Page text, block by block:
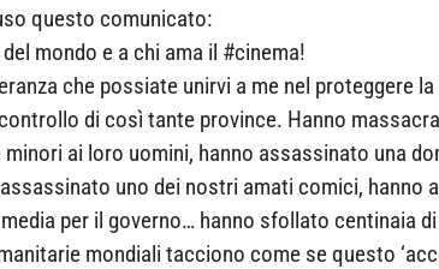
questo comunicato:
mondo e a chi ama il #cinema!
che possiate unirvi a me nel proteggere
di così tante province. Hanno
ai loro uomini, hanno assassinato una
uno dei nostri amati comici,
per il governo… hanno sfollato centinaia
mondiali tacciono come se questo